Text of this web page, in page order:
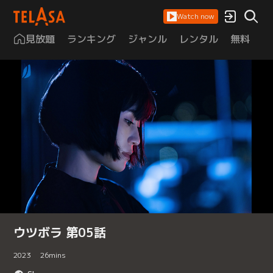
Watch now
見放題 ランキング ジャンル レンタル 無料
ウツボラ 第05話
2023 26mins